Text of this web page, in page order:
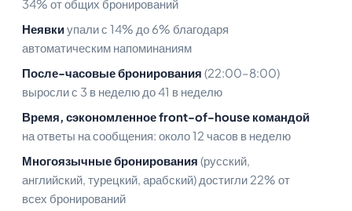
34% от общих бронирований
Неявкиупали с 14% до 6% благодаря
автоматическим напоминаниям
После-часовые бронирования (22:00–8:00)
выросли с 3 в неделю до 41 в неделю
Время, сэкономленное front-of-house командой
на ответы на сообщения: около 12 часов в неделю
Многоязычные бронирования (русский,
английский, турецкий, арабский) достигли 22% от
всех бронирований